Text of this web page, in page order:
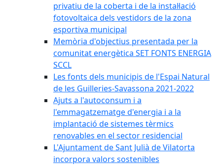
privatiu de la coberta i de la instal·lació
fotovoltaica dels vestidors de la zona
esportiva municipal
Memòria d'objectius presentada per la
comunitat energètica SET FONTS ENERGIA
SCCL
Les fonts dels municipis de l'Espai Natural
de les Guilleries-Savassona 2021-2022
Ajuts a l'autoconsum i a
l'emmagatzematge d'energia i a la
implantació de sistemes tèrmics
renovables en el sector residencial
L'Ajuntament de Sant Julià de Vilatorta
incorpora valors sostenibles